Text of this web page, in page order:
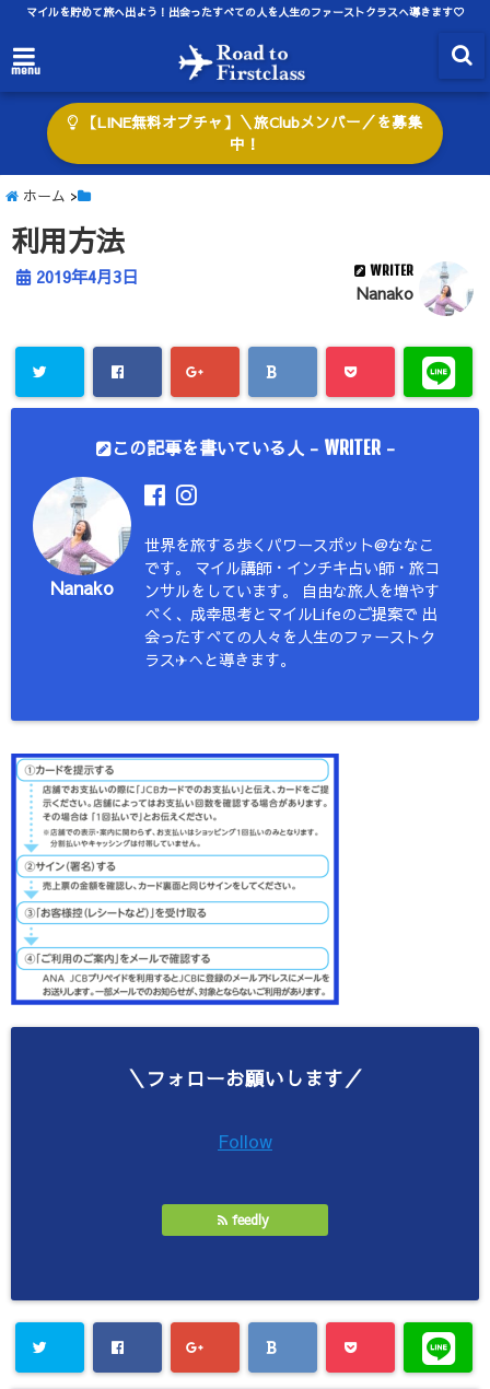
マイルを貯めて旅へ出よう！出会ったすべての人を人生のファーストクラスへ導きます♡
menu
【LINE無料オプチャ】＼旅Clubメンバー／を募集
中！
ホーム >
利用方法
2019年4月3日 WRITER
Nanako
この記事を書いている人 - WRITER-
Nanako
世界を旅する歩くパワースポット@ななこ
です。 マイル講師・インチキ占い師・旅コ
ンサルをしています。 自由な旅人を増やす
べく、成幸思考とマイルLifeのご提案で 出
会ったすべての人々を人生のファーストク
ラス✈︎へと導きます。
＼フォローお願いします／
Follow
feedly